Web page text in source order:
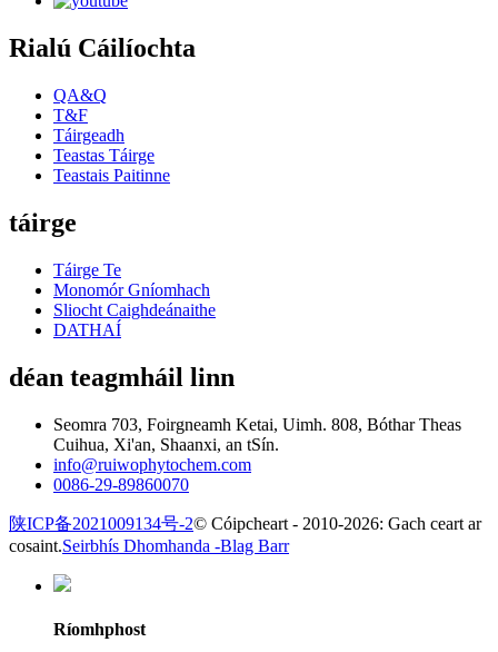
Rialú Cáilíochta
QA&Q
T&F
Táirgeadh
Teastas Táirge
Teastais Paitinne
táirge
Táirge Te
Monomór Gníomhach
Sliocht Caighdeánaithe
DATHAÍ
déan teagmháil linn
Seomra 703, Foirgneamh Ketai, Uimh. 808, Bóthar Theas
Cuihua, Xi'an, Shaanxi, an tSín.
info@ruiwophytochem.com
0086-29-89860070
陕ICP备2021009134号-2© Cóipcheart - 2010-2026: Gach ceart ar
cosaint.Seirbhís Dhomhanda -Blag Barr
Ríomhphost